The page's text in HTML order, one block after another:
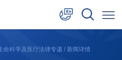
命科学及医疗法律专递 / 新闻详情